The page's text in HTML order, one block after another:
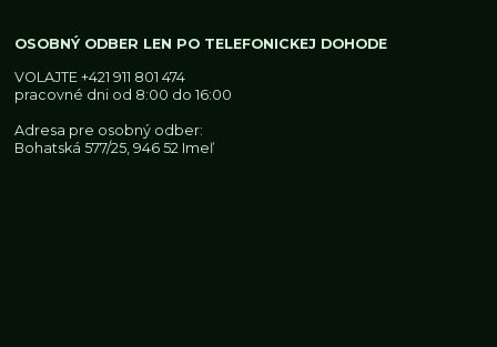
OSOBNÝ ODBER LEN PO TELEFONICKEJ DOHODE
VOLAJTE+421 911 801 474
pracovné dni od 8:00 do 16:00
Adresa pre osobný odber:
Bohatská 577/25, 946 52 Imeľ